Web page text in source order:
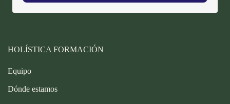
HOLÍSTICA FORMACIÓN
Equipo
Dónde estamos